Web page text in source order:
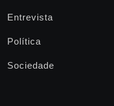
Entrevista
Política
Sociedade